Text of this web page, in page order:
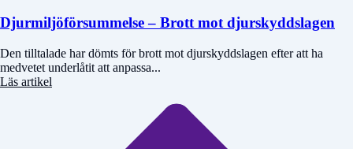
Djurmiljöförsummelse – Brott mot djurskyddslagen
Den tilltalade har dömts för brott mot djurskyddslagen efter att ha
medvetet underlåtit att anpassa...
Läs artikel